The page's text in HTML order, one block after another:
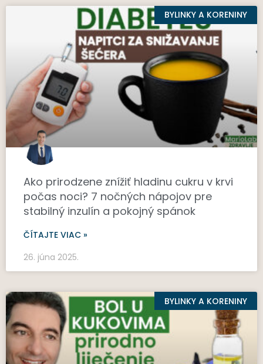
BYLINKY A KORENINY
Ako prirodzene znížiť hladinu cukru v krvi
počas noci? 7 nočných nápojov pre
stabilný inzulín a pokojný spánok
ČÍTAJTE VIAC »
26. júna 2025.
BYLINKY A KORENINY